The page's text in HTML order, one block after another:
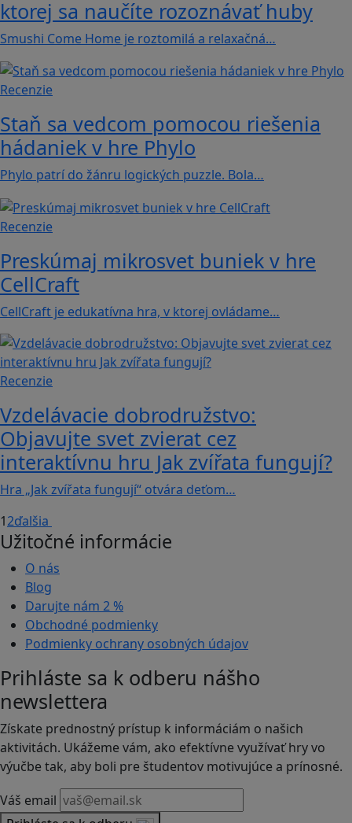
ktorej sa naučíte rozoznávať huby
Smushi Come Home je roztomilá a relaxačná…
Recenzie
Staň sa vedcom pomocou riešenia
hádaniek v hre Phylo
Phylo patrí do žánru logických puzzle. Bola…
Recenzie
Preskúmaj mikrosvet buniek v hre
CellCraft
CellCraft je edukatívna hra, v ktorej ovládame…
Recenzie
Vzdelávacie dobrodružstvo:
Objavujte svet zvierat cez
interaktívnu hru Jak zvířata fungují?
Hra „Jak zvířata fungují“ otvára deťom…
12ďalšia
Užitočné informácie
O nás
Blog
Darujte nám 2 %
Obchodné podmienky
Podmienky ochrany osobných údajov
Prihláste sa k odberu nášho
newslettera
Získate prednostný prístup k informáciám o našich
aktivitách. Ukážeme vám, ako efektívne využívať hry vo
výučbe tak, aby boli pre študentov motivujúce a prínosné.
Váš email